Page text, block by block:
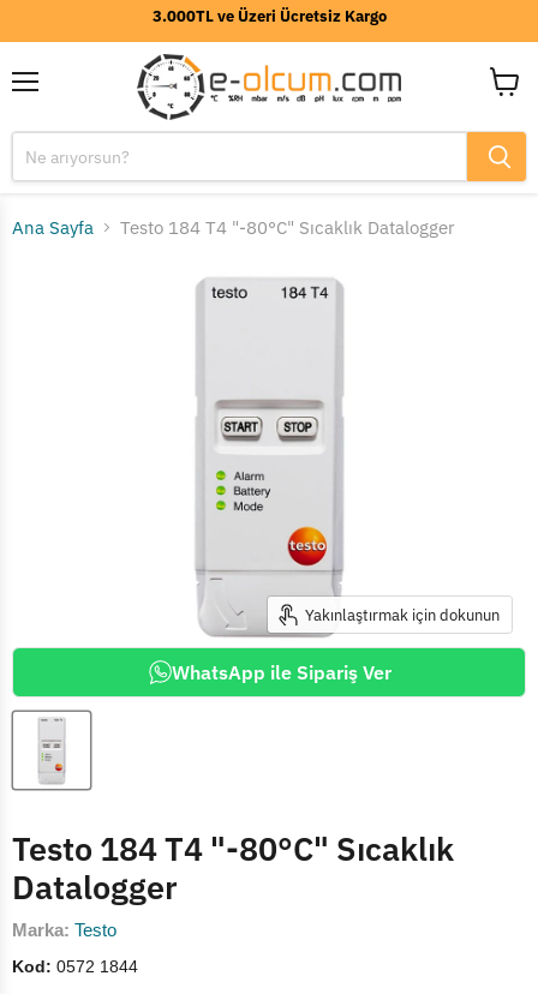
3.000TL ve Üzeri Ücretsiz Kargo
Ana Sayfa Testo 184 T4 "-80°C" Sıcaklık Datalogger
Yakınlaştırmak için dokunun
WhatsApp ile Sipariş Ver
Testo 184 T4 "-80°C" Sıcaklık
Datalogger
Marka: Testo
Kod: 0572 1844